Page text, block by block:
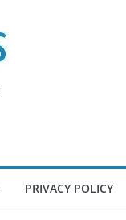
PRIVACY POLICY